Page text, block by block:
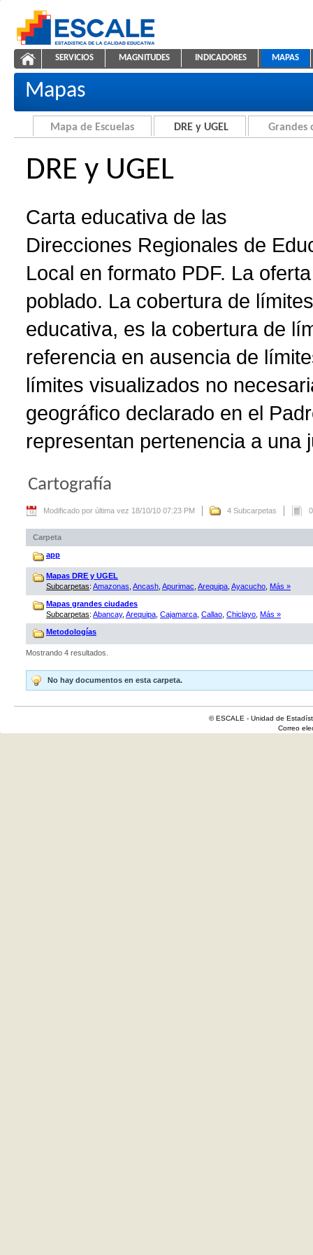
ESCALE - Unidad de Estadística Educativa
Carta educativa de DRE y UGEL
NAVEGACIÓN
SERVICIOS MAGNITUDES INDICADORES MAPAS
Mapas
Mapa de Escuelas DRE y UGEL Grandes
DRE y UGEL
Carta educativa de las
Direcciones Regionales de
Local en formato PDF. La
poblado. La cobertura de
educativa, es la cobertura de
referencia en ausencia de
límites visualizados no
geográfico declarado en el
representan pertenencia a una
Cartografía
Modificado por última vez 18/10/10 07:23 PM 4 Subcarpetas
Carpeta
app
Mapas DRE y UGEL
Subcarpetas: Amazonas Ancash Apurimac Arequipa Ayacucho Más »
Mapas grandes ciudades
Subcarpetas: Abancay, Arequipa Cajamarca Callao Chiclayo Más »
Metodologías
Mostrando 4 resultados.
No hay documentos en esta carpeta.
© ESCALE - Unidad de
Correo